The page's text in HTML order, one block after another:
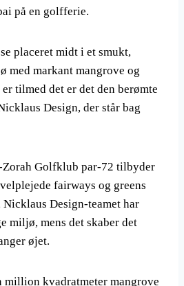
på en golfferie.
placeret midt i et smukt,
med markant mangrove og
tilmed det er det den berømte
Design, der står bag
Golfklub par-72 tilbyder
fairways og greens
Nicklaus Design-teamet har
miljø, mens det skaber det
øjet.
million kvadratmeter mangrove